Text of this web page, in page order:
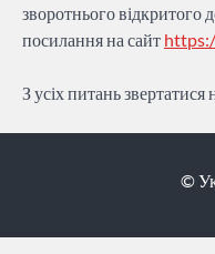
зворотнього відкритого
посилання на сайт
З усіх питань звертатися
©